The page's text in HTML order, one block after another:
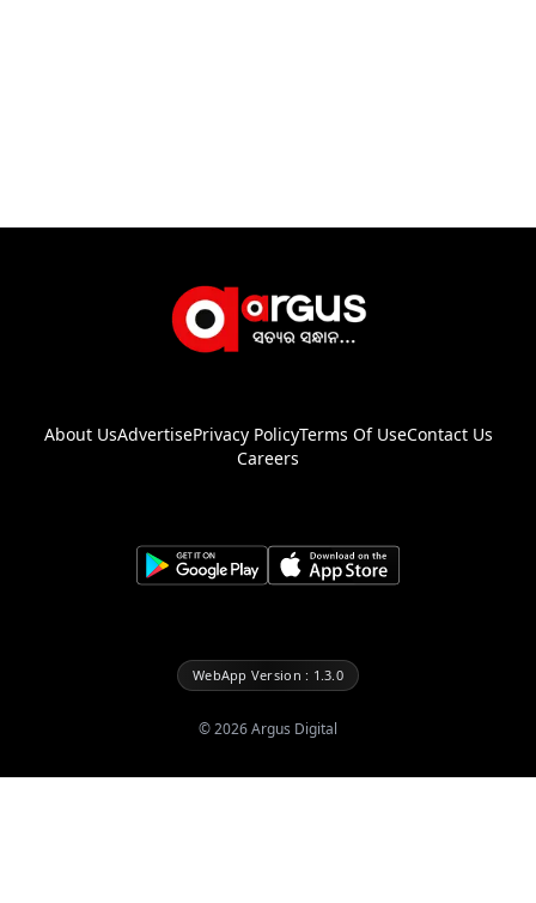
About UsAdvertisePrivacy PolicyTerms Of UseContact Us
Careers
WebApp Version : 1.3.0
©2026Argus Digital